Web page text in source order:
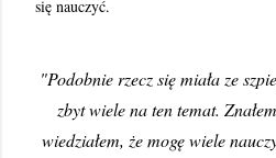
się nauczyć.
"Podobnie rzecz się miała ze
zbyt wiele na ten temat.
wiedziałem, że mogę wiele